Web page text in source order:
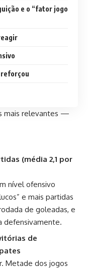
e o “fator jogo
mais relevantes —
(média 2,1 por
nível ofensivo
e mais partidas
de goleadas, e
defensivamente.
de
Metade dos jogos